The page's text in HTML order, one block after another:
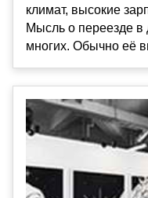
климат, высокие
Мысль о переезде в
многих. Обычно её